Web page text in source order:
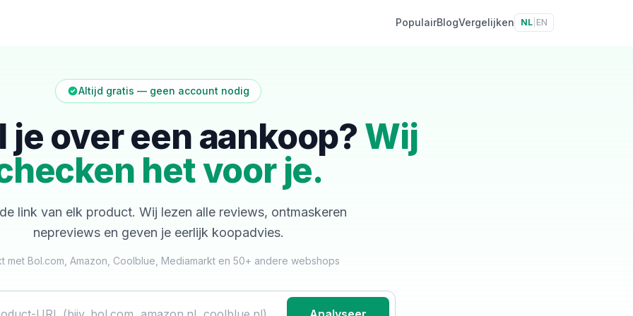
PopulairBlogVergelijken NL EN
Altijd gratis — geen account nodig
je over een aankoop? Wij
het voor je.
link van elk product. Wij lezen alle reviews, ontmaskeren
nepreviews en geven je eerlijk koopadvies.
met Bol.com, Amazon, Coolblue, Mediamarkt en 50+ andere webshops